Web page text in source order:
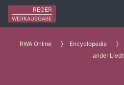
REGER
WERKAUSGABE
RWA Online Encyclopedia
ander Liedt